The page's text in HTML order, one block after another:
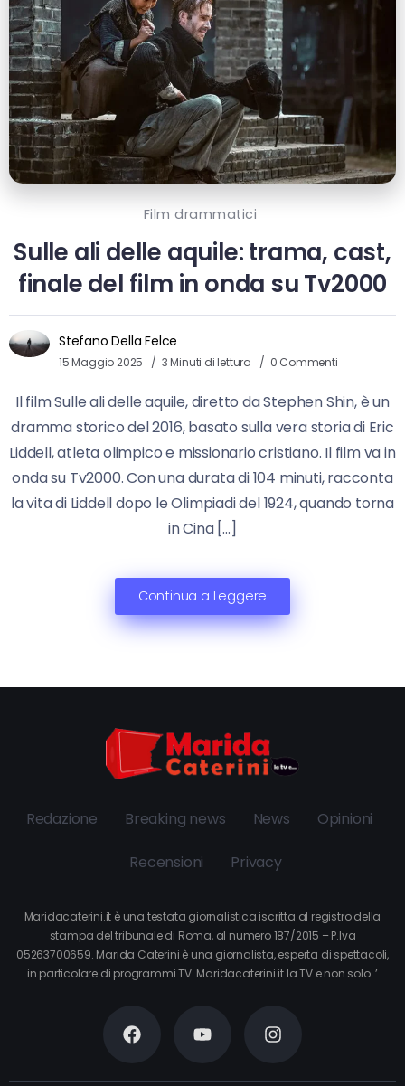
Film drammatici
Sulle ali delle aquile: trama, cast,
finale del film in onda su Tv2000
Stefano Della Felce
15 Maggio 2025 3 Minuti di lettura 0 Commenti
Il film Sulle ali delle aquile, diretto da Stephen Shin, è un
dramma storico del 2016, basato sulla vera storia di Eric
Liddell, atleta olimpico e missionario cristiano. Il film va in
onda su Tv2000. Con una durata di 104 minuti, racconta
la vita di Liddell dopo le Olimpiadi del 1924, quando torna
in Cina […]
Continua a Leggere
Redazione Breaking news News Opinioni
Recensioni Privacy
Maridacaterini.it è una testata giornalistica iscritta al registro della
stampa del tribunale di Roma, al numero 187/2015 – P.Iva
05263700659. Marida Caterini è una giornalista, esperta di spettacoli,
in particolare di programmi TV. Maridacaterini.it la TV e non solo…’